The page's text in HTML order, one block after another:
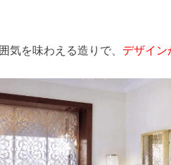
気を味わえる造りで、 デザイン